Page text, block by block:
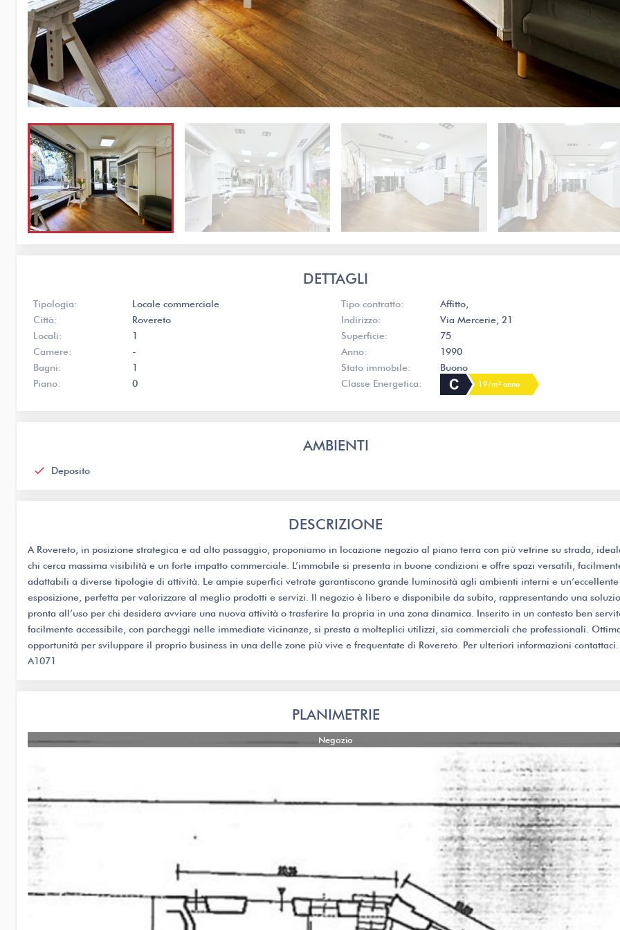
DETTAGLI
Tipologia: Locale commerciale Tipo contratto:
Affitto
Città:
Rovereto Indirizzo:
Via Mercerie, 21
Locali:
1 Superficie:
75
Camere:
- Anno:
1990
Bagni:
1 Stato immobile:
Buono
Piano:
0 Classe Energetica: 19/m² anno
AMBIENTI
check Deposito
DESCRIZIONE
A Rovereto, in posizione strategica e ad alto passaggio, proponiamo in locazione negozio al piano terra con più vetrine su strada,
chi cerca massima visibilità e un forte impatto commerciale. L’immobile si presenta in buone condizioni e offre spazi versatili,
adattabili a diverse tipologie di attività. Le ampie superfici vetrate garantiscono grande luminosità agli ambienti interni e un’eccellente
esposizione, perfetta per valorizzare al meglio prodotti e servizi. Il negozio è libero e disponibile da subito, rappresentando una
pronta all’uso per chi desidera avviare una nuova attività o trasferire la propria in una zona dinamica. Inserito in un contesto ben
facilmente accessibile, con parcheggi nelle immediate vicinanze, si presta a molteplici utilizzi, sia commerciali che professionali.
opportunità per sviluppare il proprio business in una delle zone più vive e frequentate di Rovereto. Per ulteriori informazioni contattaci.
A1071
PLANIMETRIE
Negozio